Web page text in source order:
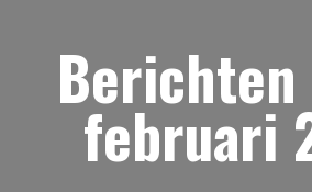
februari